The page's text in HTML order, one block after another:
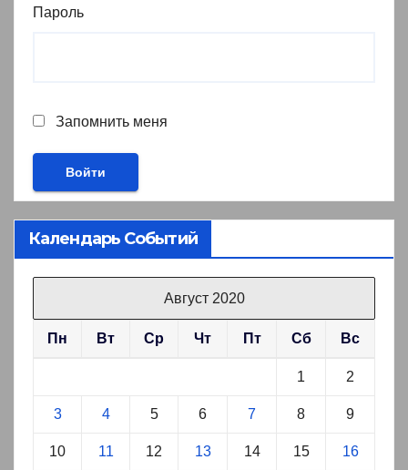
Пароль
Запомнить меня
Календарь Событий
Август 2020
Пн Вт Ср Чт Пт Сб Вс
1 2
3 4 5 6 7 8 9
10 11 12 13 14 15 16